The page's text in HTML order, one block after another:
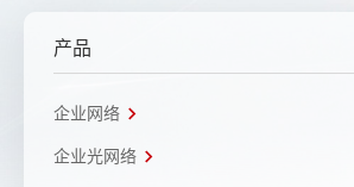
产品
企业网络
企业光网络